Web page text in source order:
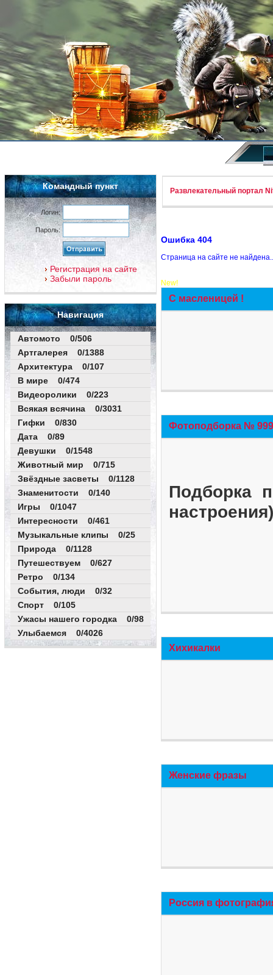
Командный пункт
Логин:
Пароль:
Регистрация на сайте
Забыли пароль
Навигация
Автомото 0/506
Артгалерея 0/1388
Архитектура 0/107
В мире 0/474
Видеоролики 0/223
Всякая всячина 0/3031
Гифки 0/830
Дата 0/89
Девушки 0/1548
Животный мир 0/715
Звёздные засветы 0/1128
Знаменитости 0/140
Игры 0/1047
Интересности 0/461
Музыкальные клипы 0/25
Природа 0/1128
Путешествуем 0/627
Ретро 0/134
События, люди 0/32
Спорт 0/105
Ужасы нашего городка 0/98
Улыбаемся 0/4026
Развлекательный портал
Ошибка 404
Страница на сайте не
New!
С масленицей !
Фотоподборка №
Подборка
Хихикалки
Женские фразы
Россия в